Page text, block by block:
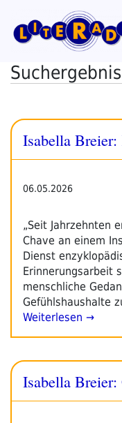
Inhalt
springen
Isabella
06.05.2026
„Seit Jahrzehnten
Chave an einem
Dienst
Erinnerungsarbeit
menschliche
Gefühlshaushalte
Weiterlesen →
Isabella Breier: